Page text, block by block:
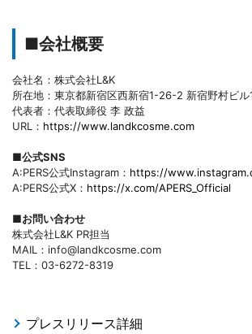
■会社概要
会社名：株式会社L&K
所在地：東京都新宿区西新宿1-26-2 新宿野村ビル
代表者：代表取締役 李 政益
URL： https://www.landkcosme.com
■公式SNS
A:PERS公式Instagram： https://
A:PERS公式X： https://x.com/APERS_Official
■お問い合わせ
株式会社L&K PR担当
MAIL：info@landkcosme.com
TEL：03-6272-8319
プレスリリース詳細